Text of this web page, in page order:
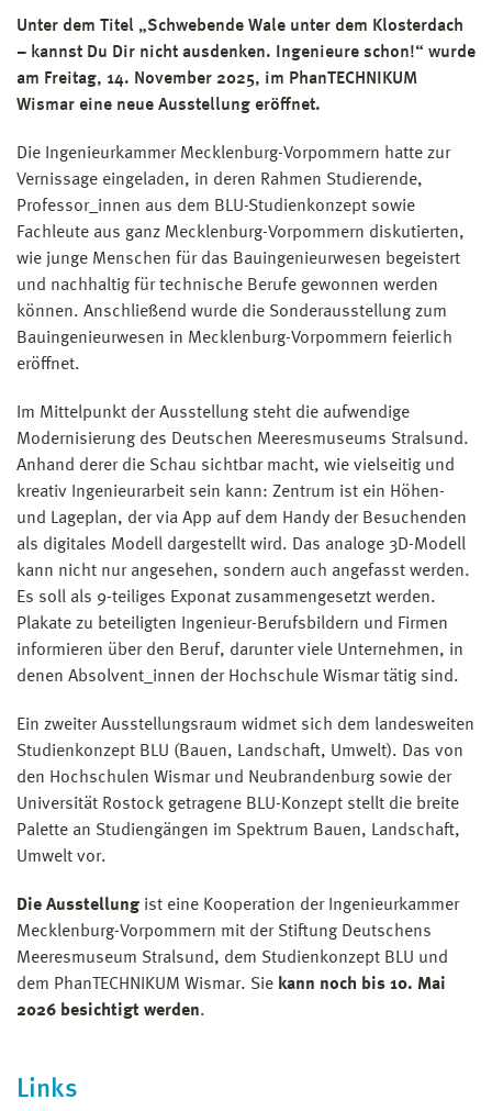
Unter dem Titel „Schwebende Wale unter dem Klosterdach
– kannst Du Dir nicht ausdenken. Ingenieure schon!“ wurde
am Freitag, 14. November 2025, im PhanTECHNIKUM
Wismar eine neue Ausstellung eröffnet.
Die Ingenieurkammer Mecklenburg-Vorpommern hatte zur
Vernissage eingeladen, in deren Rahmen Studierende,
Professor_innen aus dem BLU-Studienkonzept sowie
Fachleute aus ganz Mecklenburg-Vorpommern diskutierten,
wie junge Menschen für das Bauingenieurwesen begeistert
und nachhaltig für technische Berufe gewonnen werden
können. Anschließend wurde die Sonderausstellung zum
Bauingenieurwesen in Mecklenburg-Vorpommern feierlich
eröffnet.
Im Mittelpunkt der Ausstellung steht die aufwendige
Modernisierung des Deutschen Meeresmuseums Stralsund.
Anhand derer die Schau sichtbar macht, wie vielseitig und
kreativ Ingenieurarbeit sein kann: Zentrum ist ein Höhen-
und Lageplan, der via App auf dem Handy der Besuchenden
als digitales Modell dargestellt wird. Das analoge 3D-Modell
kann nicht nur angesehen, sondern auch angefasst werden.
Es soll als 9-teiliges Exponat zusammengesetzt werden.
Plakate zu beteiligten Ingenieur-Berufsbildern und Firmen
informieren über den Beruf, darunter viele Unternehmen, in
denen Absolvent_innen der Hochschule Wismar tätig sind.
Ein zweiter Ausstellungsraum widmet sich dem landesweiten
Studienkonzept BLU (Bauen, Landschaft, Umwelt). Das von
den Hochschulen Wismar und Neubrandenburg sowie der
Universität Rostock getragene BLU-Konzept stellt die breite
Palette an Studiengängen im Spektrum Bauen, Landschaft,
Umwelt vor.
Die Ausstellungist eine Kooperation der Ingenieurkammer
Mecklenburg-Vorpommern mit der Stiftung Deutschens
Meeresmuseum Stralsund, dem Studienkonzept BLU und
dem PhanTECHNIKUM Wismar. Sie kann noch bis 10. Mai
2026 besichtigt werden.
Links